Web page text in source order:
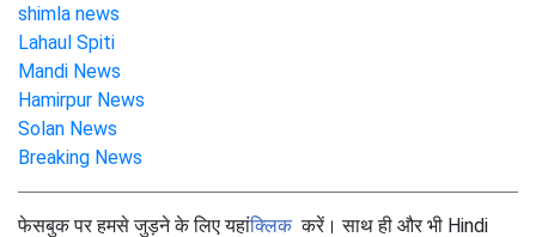
shimla news
Lahaul Spiti
Mandi News
Hamirpur News
Solan News
Breaking News
फेसबुक पर हमसे जुड़ने के लिए यहांक्लिककरें। साथ ही और भी Hindi